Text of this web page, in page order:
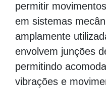
permitir
em sistemas
amplamente
envolvem junções
permitindo
vibrações e